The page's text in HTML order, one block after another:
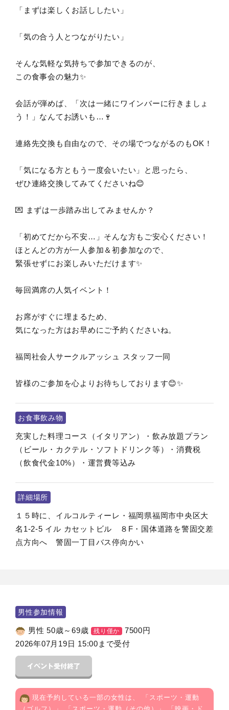
「まずは楽しくお話ししたい」
「気の合う人とつながりたい」
そんな気軽な気持ちで参加できるのが、
この食事会の魅力✨
会話が弾めば、「次は一緒にワインバーに行きましょ
う！」なんてお誘いも…🍷
連絡先交換も自由なので、その場でつながるのもOK！
「気になる方ともう一度会いたい」と思ったら、
ぜひ連絡交換してみてくださいね😊
💌 まずは一歩踏み出してみませんか？
「初めてだから不安…」そんな方もご安心ください！
ほとんどの方が一人参加＆初参加なので、
緊張せずにお楽しみいただけます✨
毎回満席の人気イベント！
お席がすぐに埋まるため、
気になった方はお早めにご予約くださいね。
福岡社会人サークルアッシュ スタッフ一同
皆様のご参加を心よりお待ちしております😊✨
お食事飲み物
充実した料理コース（イタリアン）・飲み放題プラン
（ビール・カクテル・ソフトドリンク等）・消費税
（飲食代金10%）・運営費等込み
詳細場所
１５時に、イルコルティーレ・福岡県福岡市中央区大
名1-2-5 イル カセットビル ８F・国体道路を警固交差
点方向へ 警固一丁目バス停向かい
男性参加情報
男性 50歳～69歳 残り僅か 7500円
2026年07月19日 15:00まで受付
現在予約している一部の女性は、 「 スポーツ・運動